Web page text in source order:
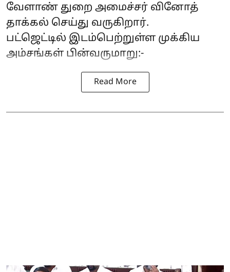
வேளாண் துறை அமைச்சர் வினோத்
தாக்கல் செய்து வருகிறார்.
பட்ஜெட்டில் இடம்பெற்றுள்ள முக்கிய
அம்சங்கள் பின்வருமாறு:-
Read More